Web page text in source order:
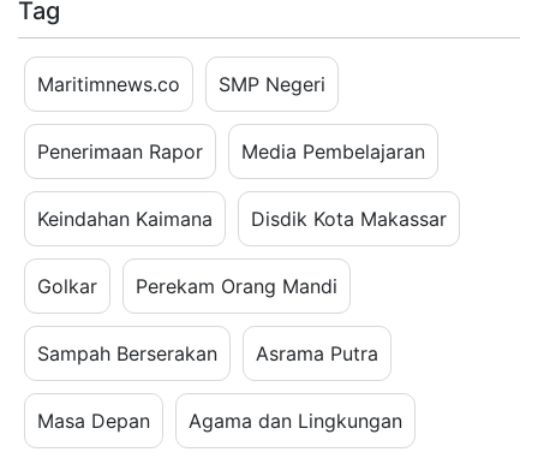
Tag
Maritimnews.co SMP Negeri
Penerimaan Rapor Media Pembelajaran
Keindahan Kaimana Disdik Kota Makassar
Golkar Perekam Orang Mandi
Sampah Berserakan Asrama Putra
Masa Depan Agama dan Lingkungan